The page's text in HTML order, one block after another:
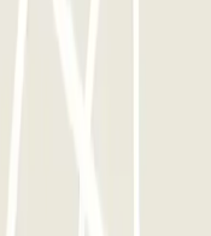
Zenpark: